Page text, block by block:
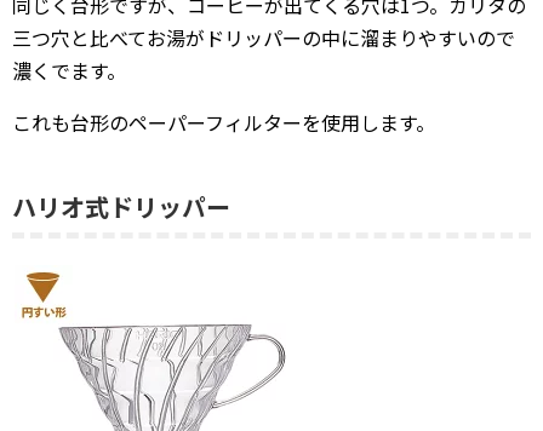
三つ穴と比べてお湯がドリッパーの中に溜まりやすいので
濃くでます。
これも台形のペーパーフィルターを使用します。
ハリオ式ドリッパー